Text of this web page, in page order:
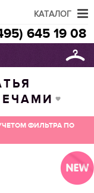
645 19 08
ФИЛЬТРА ПО
КАТАЛОГ